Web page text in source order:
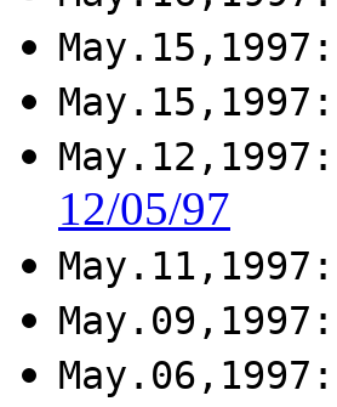
May.15,1997:
May.15,1997:
May.12,1997:
12/05/97
May.11,1997:
May.09,1997:
May.06,1997: